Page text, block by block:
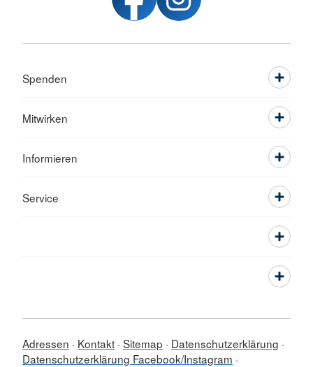
Spenden
Mitwirken
Informieren
Service
Adressen Kontakt Sitemap
Datenschutzerklärung
Datenschutzerklärung Facebook/Instagram